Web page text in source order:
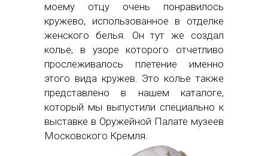
моему отцу очень понравилось
кружево, использованное в отделке
женского белья. Он тут же создал
колье, в узоре которого отчетливо
прослеживалось плетение именно
этого вида кружев. Это колье также
представлено в нашем каталоге,
который мы выпустили специально к
выставке в Оружейной Палате музеев
Московского Кремля.